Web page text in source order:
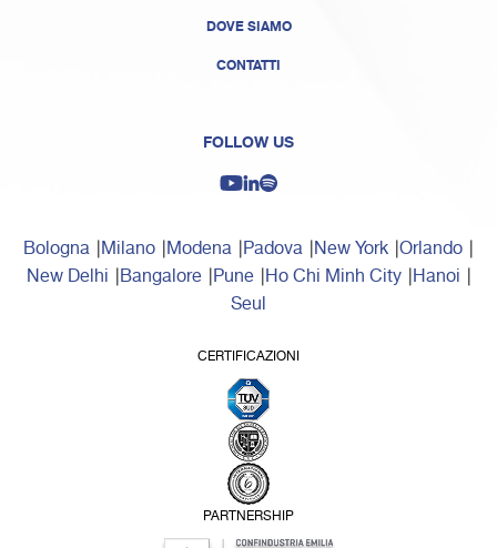
DOVE SIAMO
CONTATTI
FOLLOW US
Bologna Milano Modena Padova New York Orlando
New Delhi Bangalore Pune Ho Chi Minh City Hanoi
Seul
CERTIFICAZIONI
PARTNERSHIP